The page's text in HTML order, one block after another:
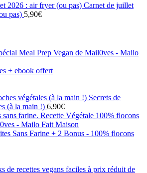
Carnet de juillet
pas) 5,90€
+ ebook offert
Secrets de
(à la main !) 6,90€
Sans Farine + 2 Bonus - 100% flocons